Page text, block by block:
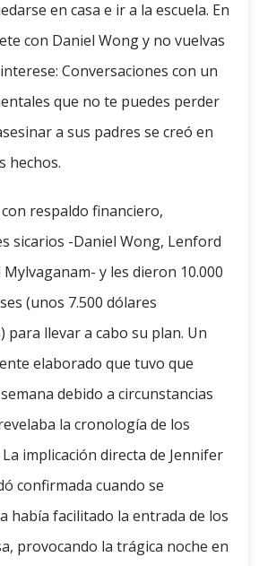
en casa e ir a la escuela. En
con Daniel Wong y no vuelvas
Conversaciones con un
que no te puedes perder
a sus padres se creó en
hechos.
respaldo financiero,
sicarios -Daniel Wong, Lenford
y les dieron 10.000
(unos 7.500 dólares
para llevar a cabo su plan. Un
elaborado que tuvo que
debido a circunstancias
la cronología de los
implicación directa de Jennifer
confirmada cuando se
había facilitado la entrada de los
provocando la trágica noche en